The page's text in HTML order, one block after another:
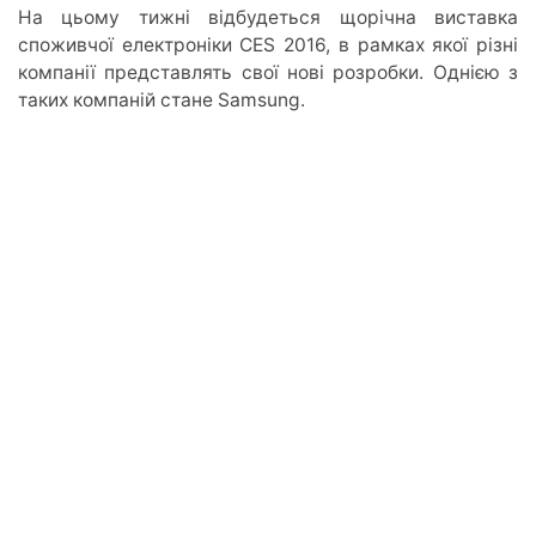
На цьому тижні відбудеться щорічна виставка
споживчої електроніки CES 2016, в рамках якої різні
компанії представлять свої нові розробки. Однією з
таких компаній стане Samsung.